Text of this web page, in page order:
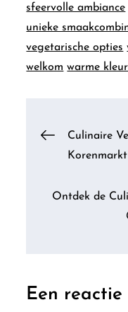
sfeervolle ambiance
unieke
vegetarische opties
welkom warme
Culinaire
Ontdek de
Een